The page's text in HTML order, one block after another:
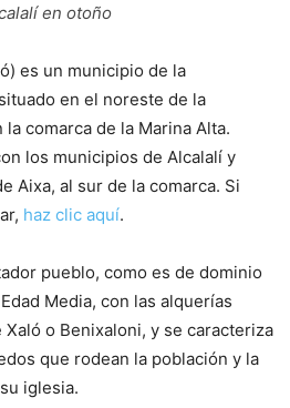
en otoño
es un municipio de la
en el noreste de la
comarca de la Marina Alta.
los municipios de Alcalalí y
Aixa, al sur de la comarca. Si
haz clic aquí.
pueblo, como es de dominio
Media, con las alquerías
Xaló o Benixaloni, y se caracteriza
que rodean la población y la
iglesia.